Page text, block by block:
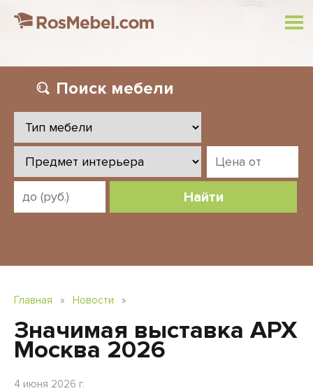
Поиск мебели
Найти
Главная » Новости »
Значимая выставка АРХ
Москва 2026
4 июня 2026 г.